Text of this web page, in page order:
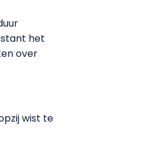
het
over
wist te